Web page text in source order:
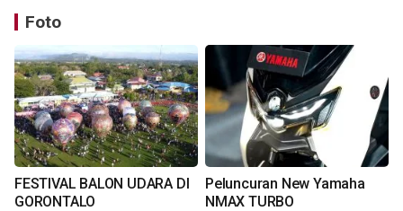
Foto
FESTIVAL BALON UDARA DI
GORONTALO
Peluncuran New Yamaha
NMAX TURBO